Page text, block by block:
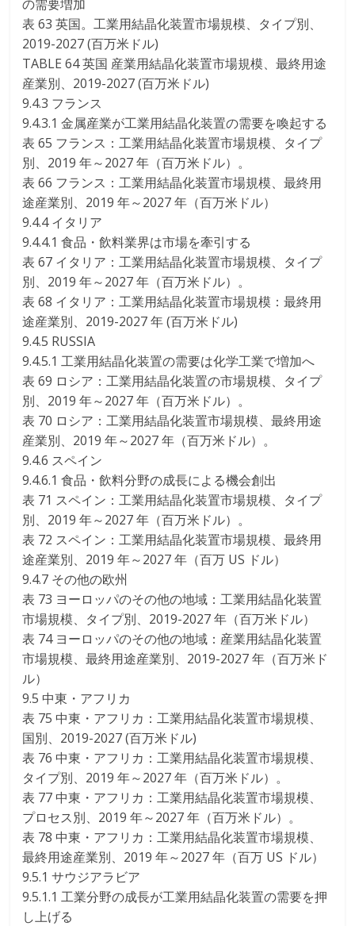
の需要増加
表 63 英国。工業用結晶化装置市場規模、タイプ別、
2019-2027 (百万米ドル)
TABLE 64 英国 産業用結晶化装置市場規模、最終用途
産業別、2019-2027 (百万米ドル)
9.4.3 フランス
9.4.3.1 金属産業が工業用結晶化装置の需要を喚起する
表 65 フランス：工業用結晶化装置市場規模、タイプ
別、2019 年～2027 年（百万米ドル）。
表 66 フランス：工業用結晶化装置市場規模、最終用
途産業別、2019 年～2027 年（百万米ドル）
9.4.4 イタリア
9.4.4.1 食品・飲料業界は市場を牽引する
表 67 イタリア：工業用結晶化装置市場規模、タイプ
別、2019 年～2027 年（百万米ドル）。
表 68 イタリア：工業用結晶化装置市場規模：最終用
途産業別、2019-2027 年 (百万米ドル)
9.4.5 RUSSIA
9.4.5.1 工業用結晶化装置の需要は化学工業で増加へ
表 69 ロシア：工業用結晶化装置の市場規模、タイプ
別、2019 年～2027 年（百万米ドル）。
表 70 ロシア：工業用結晶化装置市場規模、最終用途
産業別、2019 年～2027 年（百万米ドル）。
9.4.6 スペイン
9.4.6.1 食品・飲料分野の成長による機会創出
表 71 スペイン：工業用結晶化装置市場規模、タイプ
別、2019 年～2027 年（百万米ドル）。
表 72 スペイン：工業用結晶化装置市場規模、最終用
途産業別、2019 年～2027 年（百万 US ドル）
9.4.7 その他の欧州
表 73 ヨーロッパのその他の地域：工業用結晶化装置
市場規模、タイプ別、2019-2027 年（百万米ドル）
表 74 ヨーロッパのその他の地域：産業用結晶化装置
市場規模、最終用途産業別、2019-2027 年（百万米ド
ル）
9.5 中東・アフリカ
表 75 中東・アフリカ：工業用結晶化装置市場規模、
国別、2019-2027 (百万米ドル)
表 76 中東・アフリカ：工業用結晶化装置市場規模、
タイプ別、2019 年～2027 年（百万米ドル）。
表 77 中東・アフリカ：工業用結晶化装置市場規模、
プロセス別、2019 年～2027 年（百万米ドル）。
表 78 中東・アフリカ：工業用結晶化装置市場規模、
最終用途産業別、2019 年～2027 年（百万 US ドル）
9.5.1 サウジアラビア
9.5.1.1 工業分野の成長が工業用結晶化装置の需要を押
し上げる